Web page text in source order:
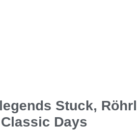
Stuck, Röhrl
Days